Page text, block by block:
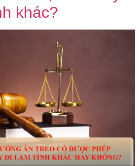
khác?